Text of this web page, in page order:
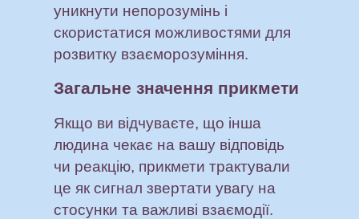
уникнути непорозумінь і
скористатися можливостями для
розвитку взаєморозуміння.
Загальне значення прикмети
Якщо ви відчуваєте, що інша
людина чекає на вашу відповідь
чи реакцію, прикмети трактували
це як сигнал звертати увагу на
стосунки та важливі взаємодії.